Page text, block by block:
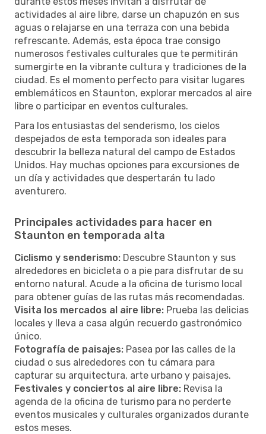
actividades al aire libre, darse un chapuzón en sus
aguas o relajarse en una terraza con una bebida
refrescante. Además, esta época trae consigo
numerosos festivales culturales que te permitirán
sumergirte en la vibrante cultura y tradiciones de la
ciudad. Es el momento perfecto para visitar lugares
emblemáticos en Staunton, explorar mercados al aire
libre o participar en eventos culturales.
Para los entusiastas del senderismo, los cielos
despejados de esta temporada son ideales para
descubrir la belleza natural del campo de Estados
Unidos. Hay muchas opciones para excursiones de
un día y actividades que despertarán tu lado
aventurero.
Principales actividades para hacer en
Staunton en temporada alta
Ciclismo y senderismo: Descubre Staunton y sus
alrededores en bicicleta o a pie para disfrutar de su
entorno natural. Acude a la oficina de turismo local
para obtener guías de las rutas más recomendadas.
Visita los mercados al aire libre: Prueba las delicias
locales y lleva a casa algún recuerdo gastronómico
único.
Fotografía de paisajes: Pasea por las calles de la
ciudad o sus alrededores con tu cámara para
capturar su arquitectura, arte urbano y paisajes.
Festivales y conciertos al aire libre: Revisa la
agenda de la oficina de turismo para no perderte
eventos musicales y culturales organizados durante
estos meses.